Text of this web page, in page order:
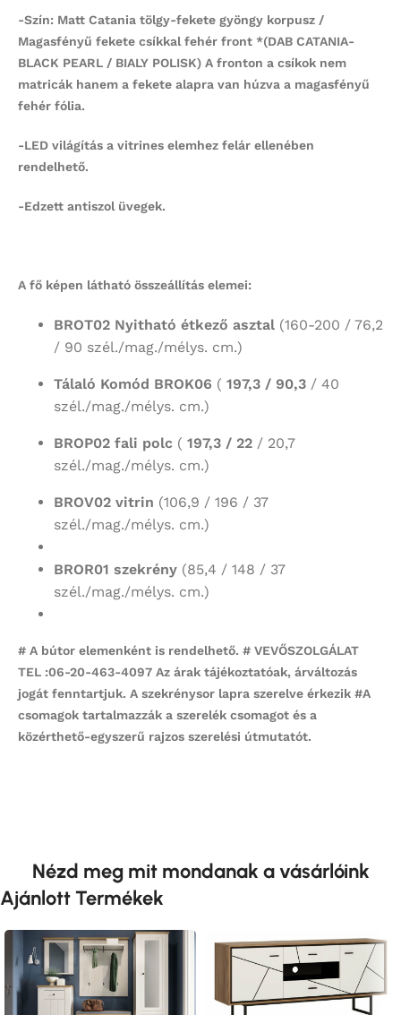
-Szín: Matt Catania tölgy-fekete gyöngy korpusz /
Magasfényű fekete csíkkal fehér front *(DAB CATANIA-
BLACK PEARL / BIALY POLISK) A fronton a csíkok nem
matricák hanem a fekete alapra van húzva a magasfényű
fehér fólia.
-LED világítás a vitrines elemhez felár ellenében
rendelhető.
-Edzett antiszol üvegek.
A fő képen látható összeállítás elemei:
BROT02 Nyitható étkező asztal (160-200 / 76,2
/ 90 szél./mag./mélys. cm.)
Tálaló Komód BROK06 ( 197,3 / 90,3 / 40
szél./mag./mélys. cm.)
BROP02 fali polc ( 197,3 / 22 / 20,7
szél./mag./mélys. cm.)
BROV02 vitrin (106,9 / 196 / 37
szél./mag./mélys. cm.)
BROR01 szekrény (85,4 / 148 / 37
szél./mag./mélys. cm.)
# A bútor elemenként is rendelhető. # VEVŐSZOLGÁLAT
TEL :06-20-463-4097 Az árak tájékoztatóak, árváltozás
jogát fenntartjuk. A szekrénysor lapra szerelve érkezik #A
csomagok tartalmazzák a szerelék csomagot és a
közérthető-egyszerű rajzos szerelési útmutatót.
Nézd meg mit mondanak a vásárlóink
Ajánlott Termékek